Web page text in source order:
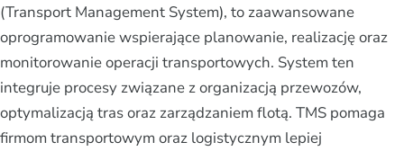
(Transport Management System), to zaawansowane
oprogramowanie wspierające planowanie, realizację oraz
monitorowanie operacji transportowych. System ten
integruje procesy związane z organizacją przewozów,
optymalizacją tras oraz zarządzaniem flotą. TMS pomaga
firmom transportowym oraz logistycznym lepiej